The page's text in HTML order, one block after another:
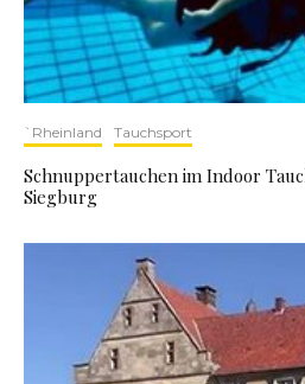
`Rheinland Tauchsport
Schnuppertauchen im Indoor
Siegburg